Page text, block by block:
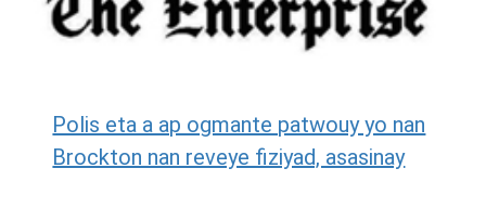
Polis eta a ap ogmante patwouy yo nan
Brockton nan reveye fiziyad, asasinay